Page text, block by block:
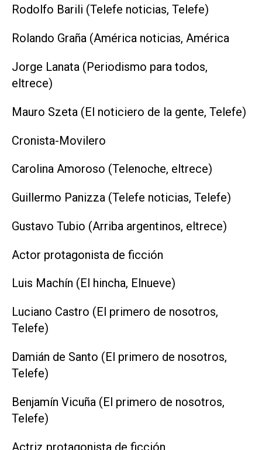
Rodolfo Barili (Telefe noticias, Telefe)
Rolando Graña (América noticias, América
Jorge Lanata (Periodismo para todos,
eltrece)
Mauro Szeta (El noticiero de la gente, Telefe)
Cronista-Movilero
Carolina Amoroso (Telenoche, eltrece)
Guillermo Panizza (Telefe noticias, Telefe)
Gustavo Tubio (Arriba argentinos, eltrece)
Actor protagonista de ficción
Luis Machín (El hincha, Elnueve)
Luciano Castro (El primero de nosotros,
Telefe)
Damián de Santo (El primero de nosotros,
Telefe)
Benjamín Vicuña (El primero de nosotros,
Telefe)
Actriz protagonista de ficción